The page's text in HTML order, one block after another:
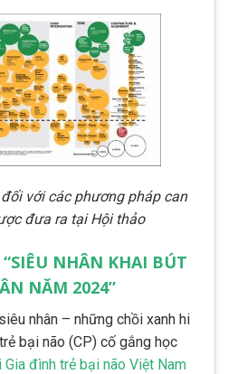
với các phương pháp can
đưa ra tại Hội thảo
NHÂN KHAI BÚT
NĂM 2024”
nhân – những chồi xanh hi
bại não (CP) cố gắng học
Gia đình trẻ bại não Việt Nam